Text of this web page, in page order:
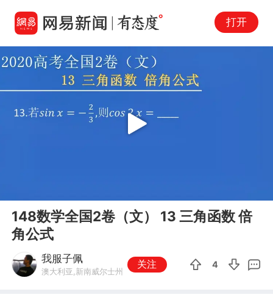
打开
Play
148数学全国2卷（文） 13 三角函数 倍
角公式
我服子佩
澳大利亚,新南威尔士州
关注 4